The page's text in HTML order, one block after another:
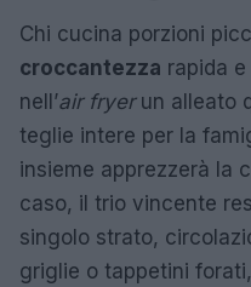
Chi cucina porzioni
croccantezza rapida
nell’air fryerun alleato
teglie intere per la
insieme apprezzerà la
caso, il trio vincente
singolo strato,
griglie o tappetini